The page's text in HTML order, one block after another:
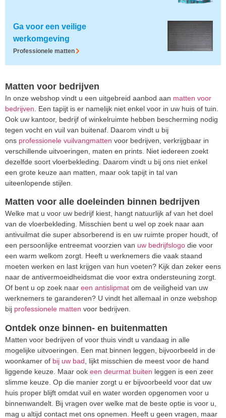
Ga voor een veilige
werkomgeving
Professionele matten
Matten voor bedrijven
In onze webshop vindt u een uitgebreid aanbod aan matten voor
bedrijven . Een tapijt is er namelijk niet enkel voor in uw huis of tuin.
Ook uw kantoor, bedrijf of winkelruimte hebben bescherming nodig
tegen vocht en vuil van buitenaf. Daarom vindt u bij
ons professionele vuilvangmatten voor bedrijven, verkrijgbaar in
verschillende uitvoeringen, maten en prints. Niet iedereen zoekt
dezelfde soort vloerbekleding. Daarom vindt u bij ons niet enkel
een grote keuze aan matten, maar ook tapijt in tal van
uiteenlopende stijlen.
Matten voor alle doeleinden binnen bedrijven
Welke mat u voor uw bedrijf kiest, hangt natuurlijk af van het doel
van de vloerbekleding. Misschien bent u wel op zoek naar aan
antivuilmat die super absorberend is en uw ruimte proper houdt, of
een persoonlijke entreemat voorzien van uw bedrijfslogo die voor
een warm welkom zorgt. Heeft u werknemers die vaak staand
moeten werken en last krijgen van hun voeten? Kijk dan zeker eens
naar de antivermoeidheidsmat die voor extra ondersteuning zorgt.
Of bent u op zoek naar een antislipmat om de veiligheid van uw
werknemers te garanderen? U vindt het allemaal in onze webshop
bij professionele matten voor bedrijven.
Ontdek onze binnen- en buitenmatten
Matten voor bedrijven of voor thuis vindt u vandaag in alle
mogelijke uitvoeringen. Een mat binnen leggen, bijvoorbeeld in de
woonkamer of bij uw bad , lijkt misschien de meest voor de hand
liggende keuze. Maar ook een deurmat buiten leggen is een zeer
slimme keuze. Op die manier zorgt u er bijvoorbeeld voor dat uw
huis proper blijft omdat vuil en water worden opgenomen voor u
binnenwandelt. Bij vragen over welke mat de beste optie is voor u,
mag u altijd contact met ons opnemen. Heeft u geen vragen, maar